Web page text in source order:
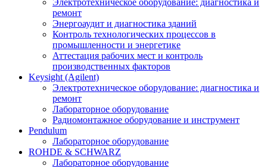
Электротехническое оборудование: диагностика и
ремонт
Энергоаудит и диагностика зданий
Контроль технологических процессов в
промышленности и энергетике
Аттестация рабочих мест и контроль
производственных факторов
Keysight (Agilent)
Электротехническое оборудование: диагностика и
ремонт
Лабораторное оборудование
Радиомонтажное оборудование и инструмент
Pendulum
Лабораторное оборудование
ROHDE & SCHWARZ
Лабораторное оборудование